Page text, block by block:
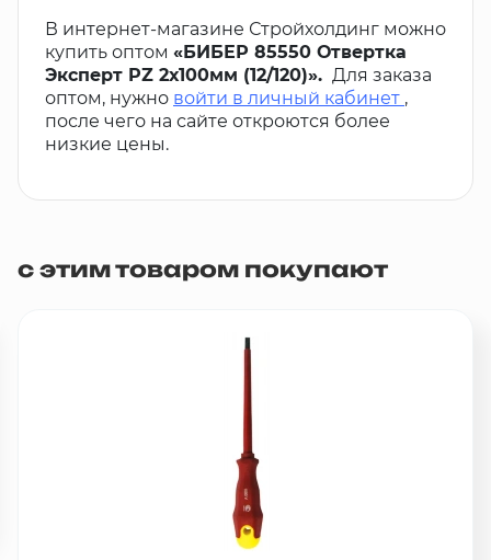
В интернет-магазине Стройхолдинг можно
купить оптом «БИБЕР 85550 Отвертка
Эксперт PZ 2х100мм (12/120)». Для заказа
оптом, нужно войти в личный кабинет ,
после чего на сайте откроются более
низкие цены.
с этим товаром покупают